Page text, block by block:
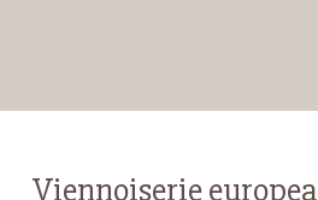
Viennoiserie europea